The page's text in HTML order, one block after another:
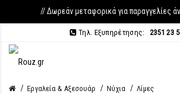
// Δωρεάν μεταφορικά για παραγγελίες
Τηλ. Εξυπηρέτησης: 2351 23
Εργαλεία & Αξεσουάρ Νύχια
Λίμες